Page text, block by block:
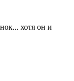
хотя он и